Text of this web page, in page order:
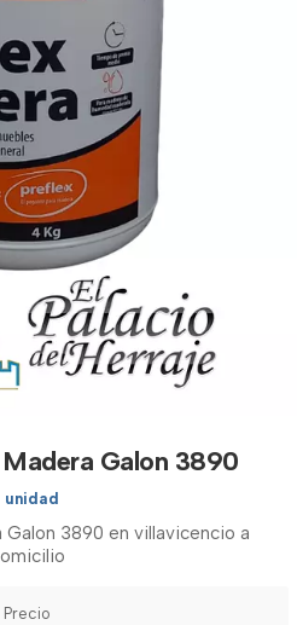
Galon 3890
unidad
Galon 3890 en villavicencio a
Precio